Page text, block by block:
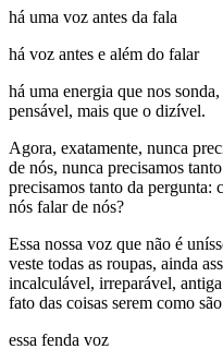
há uma voz antes da fala
há voz antes e além do falar
há uma energia que nos
pensável, mais que o dizível.
Agora, exatamente, nunca
de nós, nunca precisamos
precisamos tanto da pergunta:
nós falar de nós?
Essa nossa voz que não é
veste todas as roupas, ainda
incalculável, irreparável, antiga
fato das coisas serem como
essa fenda voz